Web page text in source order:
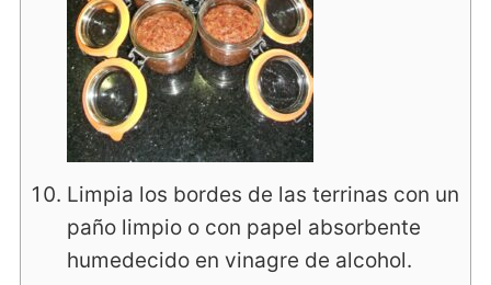
Limpia los bordes de las terrinas con un
paño limpio o con papel absorbente
humedecido en vinagre de alcohol.